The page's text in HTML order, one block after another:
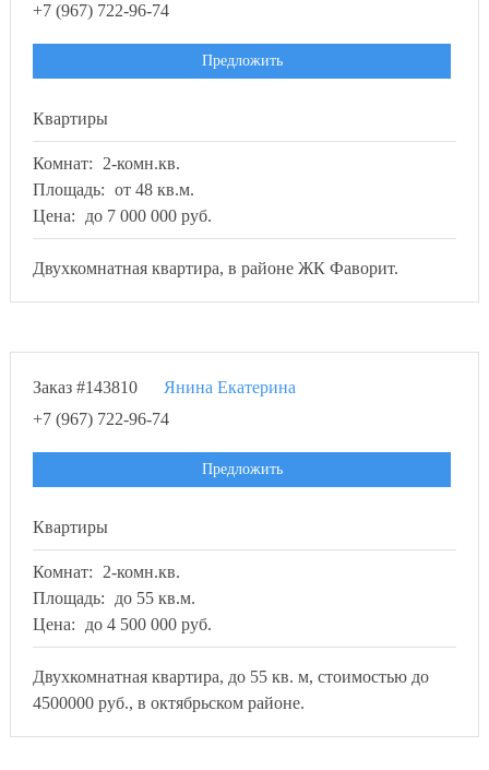
+7 (967) 722-96-74
Предложить
Квартиры
Комнат:
2-комн.кв.
Площадь: от 48 кв.м.
Цена:
до 7 000 000 руб.
Двухкомнатная квартира, в районе ЖК Фаворит.
Заказ #143810
Янина Екатерина
+7 (967) 722-96-74
Предложить
Квартиры
Комнат:
2-комн.кв.
Площадь:
до 55 кв.м.
Цена:
до 4 500 000 руб.
Двухкомнатная квартира, до 55 кв. м, стоимостью до
4500000 руб., в октябрьском районе.